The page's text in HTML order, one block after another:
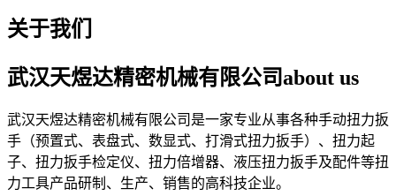
关于我们
武汉天煜达精密机械有限公司about us
武汉天煜达精密机械有限公司是一家专业从事各种手动扭力扳
手（预置式、表盘式、数显式、打滑式扭力扳手）、扭力起
子、扭力扳手检定仪、扭力倍增器、液压扭力扳手及配件等扭
力工具产品研制、生产、销售的高科技企业。